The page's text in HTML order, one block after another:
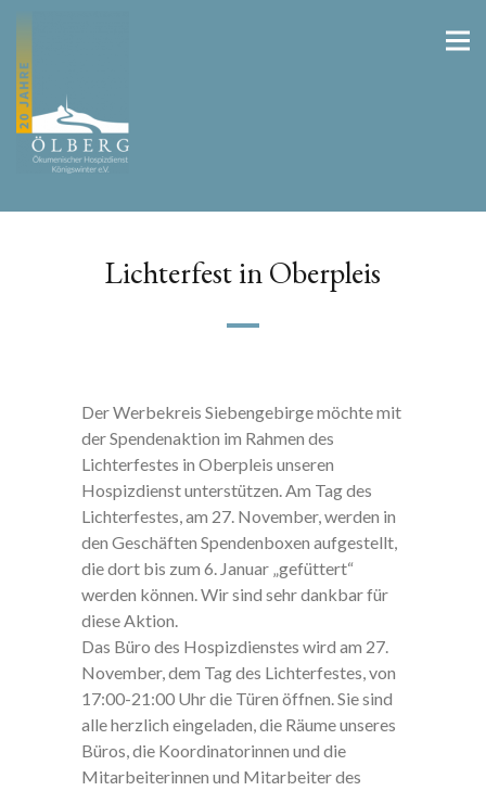
Lichterfest in Oberpleis
Der Werbekreis Siebengebirge möchte mit
der Spendenaktion im Rahmen des
Lichterfestes in Oberpleis unseren
Hospizdienst unterstützen. Am Tag des
Lichterfestes, am 27. November, werden in
den Geschäften Spendenboxen aufgestellt,
die dort bis zum 6. Januar „gefüttert“
werden können. Wir sind sehr dankbar für
diese Aktion.
Das Büro des Hospizdienstes wird am 27.
November, dem Tag des Lichterfestes, von
17:00-21:00 Uhr die Türen öffnen. Sie sind
alle herzlich eingeladen, die Räume unseres
Büros, die Koordinatorinnen und die
Mitarbeiterinnen und Mitarbeiter des